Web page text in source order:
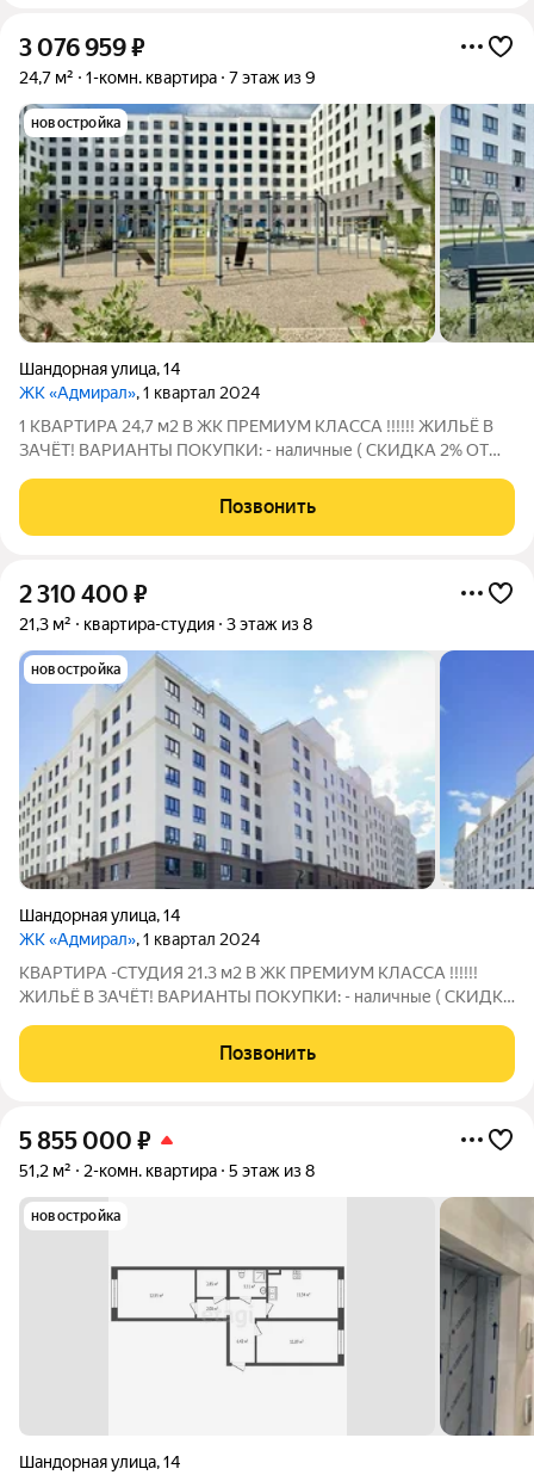
3 076 959₽
24,7 м² 1-комн. квартира 7 этаж из 9
новостройка
Шандорная улица,14
ЖК «Адмирал», 1 квартал 2024
1 КВАРТИРА 24,7 м2 В ЖК ПРЕМИУМ КЛАССА !!!!!! ЖИЛЬЁ В
ЗАЧЁТ! ВАРИАНТЫ ПОКУПКИ: - наличные ( СКИДКА 2% ОТ
КВАРТИРЫ С ОТДЕЛКОЙ ПОД КЛЮЧ !!! Что входит в отделку:
- ламинат - декоративная штукатурка на
Позвонить
2 310 400 ₽
21,3 м² квартира-студия 3 этаж из 8
новостройка
Шандорная улица,14
ЖК «Адмирал», 1 квартал 2024
КВАРТИРА -СТУДИЯ 21.3 м2 В ЖК ПРЕМИУМ КЛАССА !!!!!!
ЖИЛЬЁ В ЗАЧЁТ! ВАРИАНТЫ ПОКУПКИ: - наличные ( СКИДКА
ВСЕ КВАРТИРЫ С ОТДЕЛКОЙ ПОД КЛЮЧ !!! Что входит в
отделку: - ламинат - декоративная
Позвонить
5 855 000 ₽
51,2 м² 2-комн. квартира 5 этаж из 8
новостройка
Шандорная улица,14